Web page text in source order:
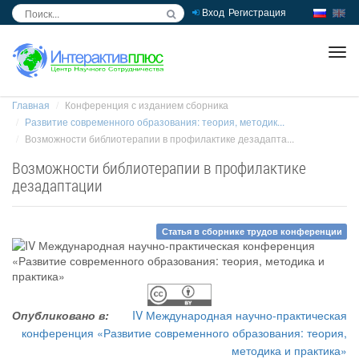
Вход Регистрация
Главная
Конференция с изданием сборника
Развитие современного образования: теория, методик...
Возможности библиотерапии в профилактике дезадапта...
Возможности библиотерапии в профилактике
дезадаптации
Статья в сборнике трудов конференции
Опубликовано в:
IV Международная научно-практическая
конференция «Развитие современного образования: теория,
методика и практика»